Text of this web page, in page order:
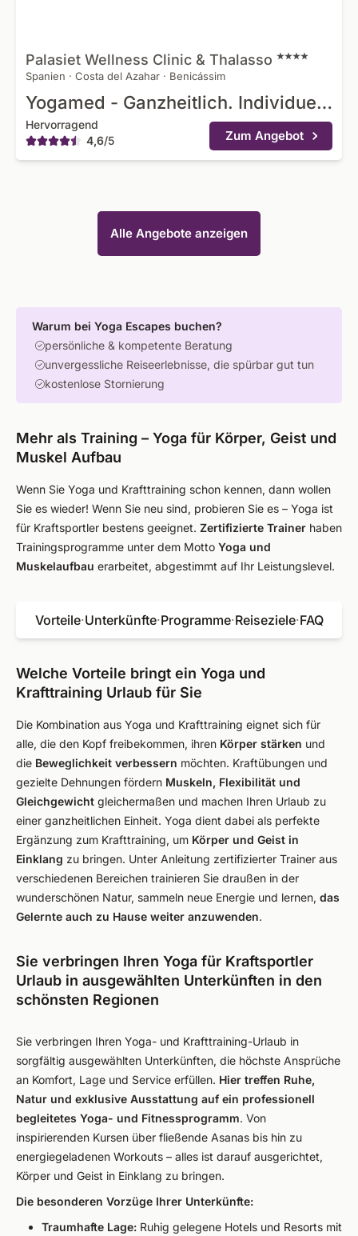
Palasiet Wellness Clinic & Thalasso
Spanien · Costa del Azahar · Benicássim
Yogamed - Ganzheitlich. Individuell. Heilsam.
Hervorragend
4,6/5 Zum Angebot
Alle Angebote anzeigen
Warum bei Yoga Escapes buchen?
persönliche & kompetente Beratung
unvergessliche Reiseerlebnisse, die spürbar gut tun
kostenlose Stornierung
Mehr als Training – Yoga für Körper, Geist und
Muskel Aufbau
Wenn Sie Yoga und Krafttraining schon kennen, dann wollen
Sie es wieder! Wenn Sie neu sind, probieren Sie es – Yoga ist
für Kraftsportler bestens geeignet. Zertifizierte Trainer haben
Trainingsprogramme unter dem Motto Yoga und
Muskelaufbau erarbeitet, abgestimmt auf Ihr Leistungslevel.
Vorteile·Unterkünfte·Programme·Reiseziele·FAQ
Welche Vorteile bringt ein Yoga und
Krafttraining Urlaub für Sie
Die Kombination aus Yoga und Krafttraining eignet sich für
alle, die den Kopf freibekommen, ihren Körper stärken und
die Beweglichkeit verbessern möchten. Kraftübungen und
gezielte Dehnungen fördern Muskeln, Flexibilität und
Gleichgewicht gleichermaßen und machen Ihren Urlaub zu
einer ganzheitlichen Einheit. Yoga dient dabei als perfekte
Ergänzung zum Krafttraining, um Körper und Geist in
Einklang zu bringen. Unter Anleitung zertifizierter Trainer aus
verschiedenen Bereichen trainieren Sie draußen in der
wunderschönen Natur, sammeln neue Energie und lernen, das
Gelernte auch zu Hause weiter anzuwenden.
Sie verbringen Ihren Yoga für Kraftsportler
Urlaub in ausgewählten Unterkünften in den
schönsten Regionen
Sie verbringen Ihren Yoga- und Krafttraining-Urlaub in
sorgfältig ausgewählten Unterkünften, die höchste Ansprüche
an Komfort, Lage und Service erfüllen. Hier treffen Ruhe,
Natur und exklusive Ausstattung auf ein professionell
begleitetes Yoga- und Fitnessprogramm. Von
inspirierenden Kursen über fließende Asanas bis hin zu
energiegeladenen Workouts – alles ist darauf ausgerichtet,
Körper und Geist in Einklang zu bringen.
Die besonderen Vorzüge Ihrer Unterkünfte:
Traumhafte Lage: Ruhig gelegene Hotels und Resorts mit